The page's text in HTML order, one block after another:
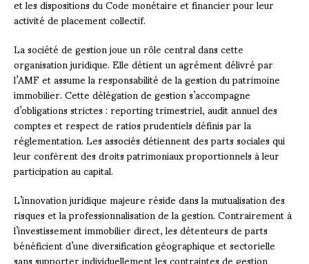
activité de placement collectif.
La société de gestion joue un rôle central dans cette
organisation juridique. Elle détient un agrément délivré par
l’AMF et assume la responsabilité de la gestion du patrimoine
immobilier. Cette délégation de gestion s’accompagne
d’obligations strictes : reporting trimestriel, audit annuel des
comptes et respect de ratios prudentiels définis par la
réglementation. Les associés détiennent des parts sociales qui
leur confèrent des droits patrimoniaux proportionnels à leur
participation au capital.
L’innovation juridique majeure réside dans la mutualisation des
risques et la professionnalisation de la gestion. Contrairement à
l’investissement immobilier direct, les détenteurs de parts
bénéficient d’une diversification géographique et sectorielle